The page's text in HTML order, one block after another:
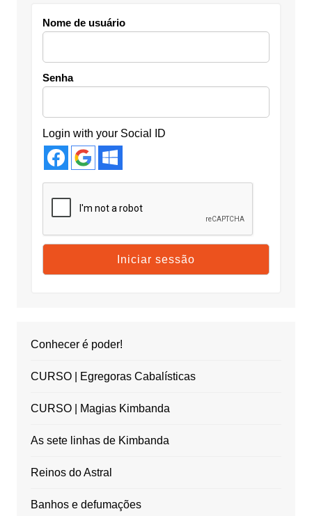
Nome de usuário
Senha
Login with your Social ID
Conhecer é poder!
CURSO | Egregoras Cabalísticas
CURSO | Magias Kimbanda
As sete linhas de Kimbanda
Reinos do Astral
Banhos e defumações